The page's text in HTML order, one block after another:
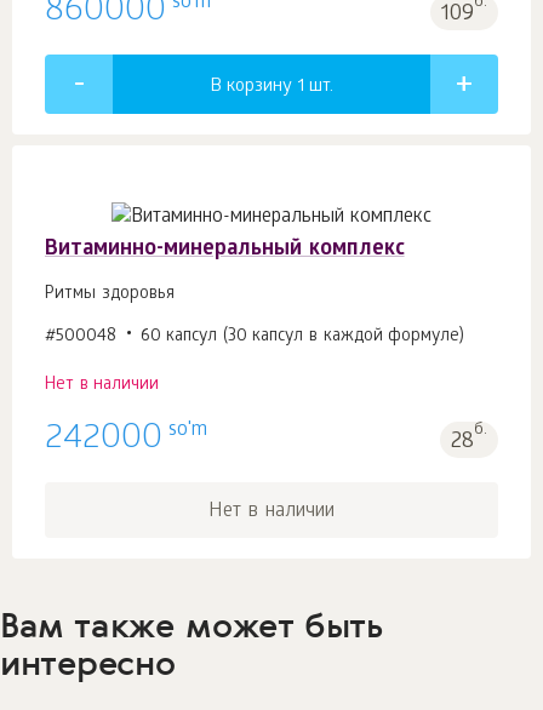
860000 109
В корзину 1 шт.
Витаминно-минеральный комплекс
Ритмы здоровья
#500048 60 капсул (30 капсул в каждой формуле)
Нет в наличии
242000 so'm 28б.
Нет в наличии
Вам также может быть
интересно